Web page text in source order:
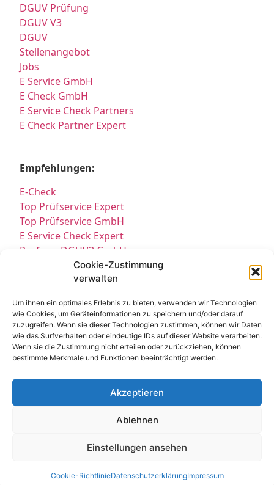
Cookie-Zustimmung
verwalten
Um ihnen ein optimales Erlebnis zu bieten, verwenden wir Technologien
wie Cookies, um Geräteinformationen zu speichern und/oder darauf
zuzugreifen. Wenn sie dieser Technologien zustimmen, können wir Daten
wie das Surfverhalten oder eindeutige IDs auf dieser Website verarbeiten.
Wenn sie die Zustimmung nicht erteilen oder zurückziehen, können
bestimmte Merkmale und Funktionen beeinträchtigt werden.
Akzeptieren
Ablehnen
Einstellungen ansehen
Cookie-RichtlinieDatenschutzerklärungImpressum
DGUV Prüfung
DGUV V3
DGUV
Stellenangebot
Jobs
E Service GmbH
E Check GmbH
E Service Check Partners
E Check Partner Expert
Empfehlungen:
E-Check
Top Prüfservice Expert
Top Prüfservice GmbH
E Service Check Expert
Prüfung DGUV3 GmbH
Sicherheitsprüfungen Partners
Sicherheitsprüfungen Expert
Prüfung elektrischer Anlagen
Kontakt Impressum
© All Rights Reserved 2025